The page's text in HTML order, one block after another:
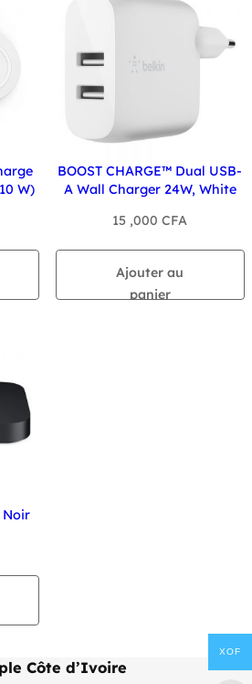
W)
BOOST CHARGE™ Dual USB-
A Wall Charger 24W, White
15 ,000CFA
Ajouter au
panier
Côte d’Ivoire
XOF